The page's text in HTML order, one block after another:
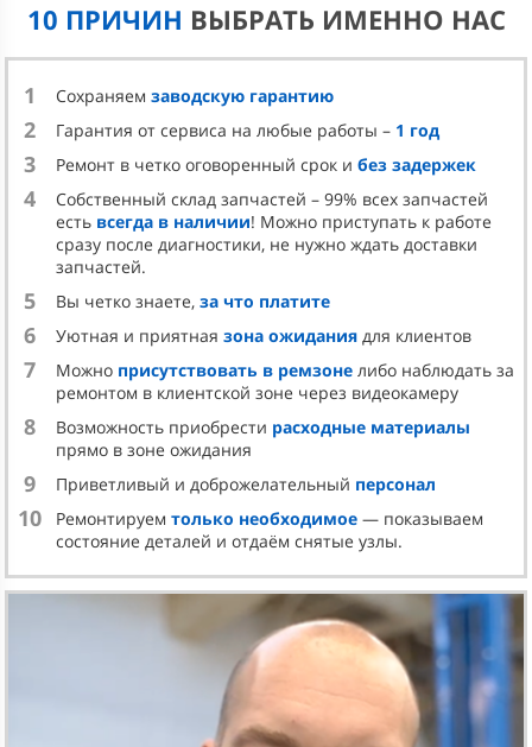
КОГДА НУЖЕН РЕМОНТ АКПП
ФОРД КУГА
Ремонтировать КПП необходимо при обнаружении
следующих признаков неполадок:
толчки, удары при смене передач;
шум, удары при переводе переключателя из
позиции R в D;
активация сигнальной лампы на приборной
панели;
пробуксовка, неправильная смена передач либо
невозможность выполнить их переключение.
Также к признакам неполадок относят сторонние
шумы, вибрационные колебания, треск в КПП.
КАК ПРОХОДЯТ РАБОТЫ ПО
РЕМОНТУ
Специалисты выполняют ремонт АКПП так:
Диагностируют, расшифровывают ошибки.
Демонтируют автоматику.
Разбирают, дефектуют запчасти.
Проверяют соленоидные элементы на стенде,
выбраковывают нерабочие детали.
Чистят, промывают, продувают гидроплиту.
Ставят ремонтную втулку, если износилось место
10 ПРИЧИН ВЫБРАТЬ ИМЕННО НАС
1 Сохраняемзаводскую гарантию
2 Гарантия от сервиса на любые работы – 1 год
3 Ремонт в четко оговоренный срок ибез задержек
4
Собственный склад запчастей – 99% всех запчастей
есть всегда в наличии! Можно приступать к работе
сразу после диагностики, не нужно ждать доставки
запчастей.
5 Вы четко знаете,за что платите
6 Уютная и приятнаязона ожидания для клиентов
7 Можно присутствовать в ремзоне либо наблюдать за
ремонтом в клиентской зоне через видеокамеру
8 Возможность приобрести расходные материалы
прямо в зоне ожидания
9 Приветливый и доброжелательный персонал
10 Ремонтируемтолько необходимое — показываем
состояние деталей и отдаём снятые узлы.